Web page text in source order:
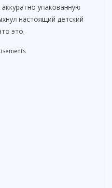
упакованную
настоящий детский
это.